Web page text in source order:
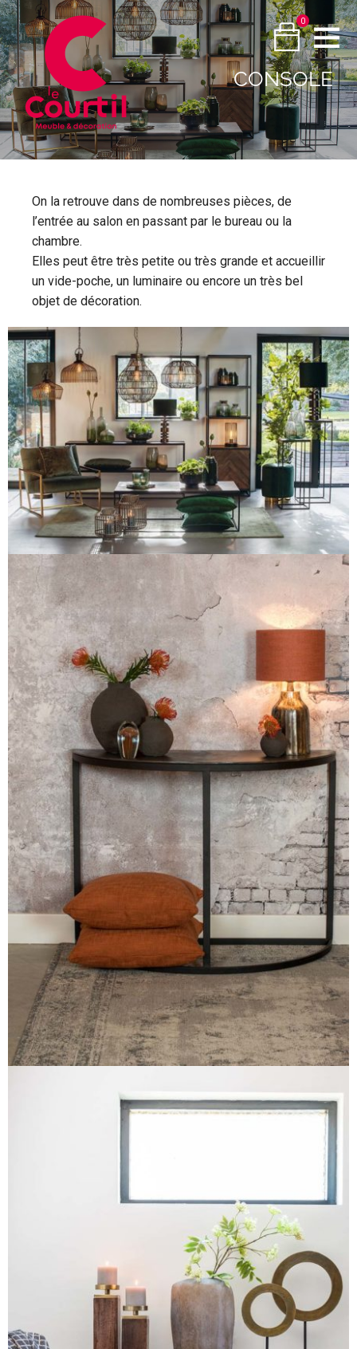
0
CONSOLE
On la retrouve dans de nombreuses pièces, de
l’entrée au salon en passant par le bureau ou la
chambre.
Elles peut être très petite ou très grande et accueillir
un vide-poche, un luminaire ou encore un très bel
objet de décoration.